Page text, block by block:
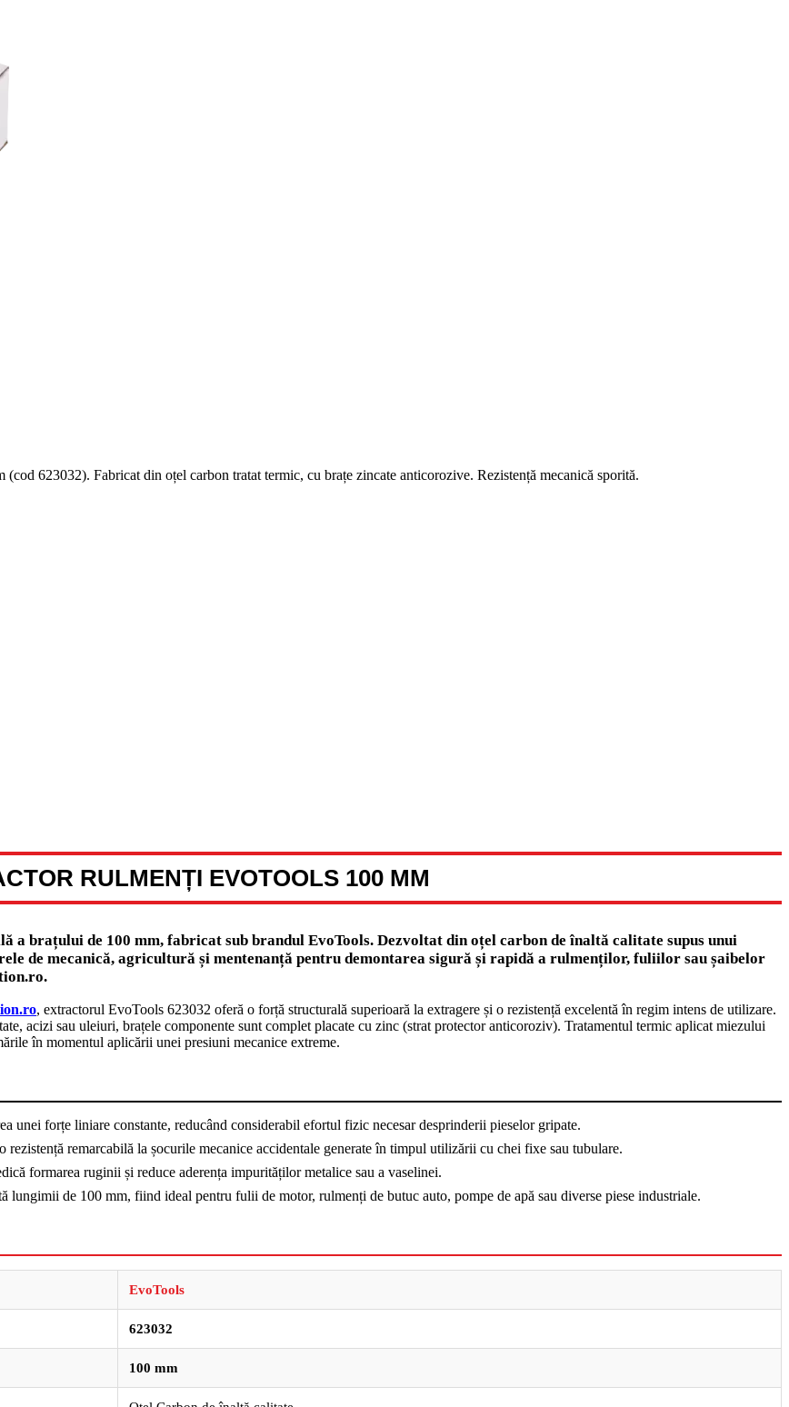
623032). Fabricat din oțel carbon tratat termic, cu brațe zincate anticorozive. Rezistență mecanică sporită.
RULMENȚI EVOTOOLS 100 MM
brațului de 100 mm, fabricat sub brandul EvoTools. Dezvoltat din oțel carbon de înaltă calitate supus unui
de mecanică, agricultură și mentenanță pentru demontarea sigură și rapidă a rulmenților, fuliilor sau șaibelor
, extractorul EvoTools 623032 oferă o forță structurală superioară la extragere și o rezistență excelentă în regim intens de utilizare.
acizi sau uleiuri, brațele componente sunt complet placate cu zinc (strat protector anticoroziv). Tratamentul termic aplicat miezului
în momentul aplicării unei presiuni mecanice extreme.
unei forțe liniare constante, reducând considerabil efortul fizic necesar desprinderii pieselor gripate.
rezistență remarcabilă la șocurile mecanice accidentale generate în timpul utilizării cu chei fixe sau tubulare.
formarea ruginii și reduce aderența impurităților metalice sau a vaselinei.
lungimii de 100 mm, fiind ideal pentru fulii de motor, rulmenți de butuc auto, pompe de apă sau diverse piese industriale.
EvoTools
623032
100 mm